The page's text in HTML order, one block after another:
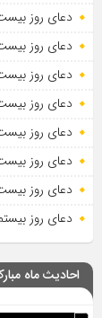
دعای روز
دعای روز
دعای روز
دعای روز
دعای روز
دعای روز
دعای روز
دعای روز
احادیث ماه